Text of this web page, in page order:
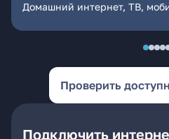
Домашний интернет, ТВ,
Проверить
Подключить